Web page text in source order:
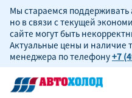
Мы стараемся
но в связи с текущей
сайте могут быть
Актуальные цены и наличие
менеджера по телефону+7